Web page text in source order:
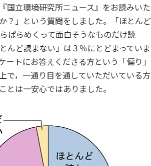
国立環境研究所ニュース』をお読みいた
？」という質問をしました。「ほとんど
ぱらめくって面白そうなものだけ読
んど読まない」は３％にとどまっていま
ートにお答えくださる方という「偏り」
で，一通り目を通していただいている方
とは一安心ではありました。